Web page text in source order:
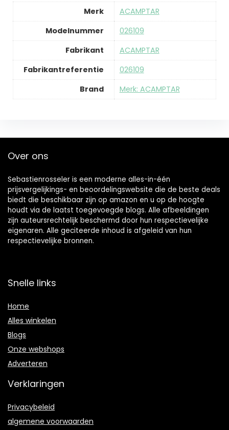
Merk
‎ACAMPTAR
Modelnummer
‎026109
Fabrikant
‎ACAMPTAR
Fabrikantreferentie
‎026109
Brand
Merk: ACAMPTAR
Over ons
Sebastienrosseler is een moderne alles-in-één
prijsvergelijkings- en beoordelingswebsite die de beste deals
biedt die beschikbaar zijn op amazon en u op de hoogte
houdt via de laatst toegevoegde blogs. Alle afbeeldingen
zijn auteursrechtelijk beschermd door hun respectievelijke
eigenaren. Alle geciteerde inhoud is afgeleid van hun
respectievelijke bronnen.
Snelle links
Home
Alles winkelen
Blogs
Onze webshops
Adverteren
Verklaringen
Privacybeleid
algemene voorwaarden